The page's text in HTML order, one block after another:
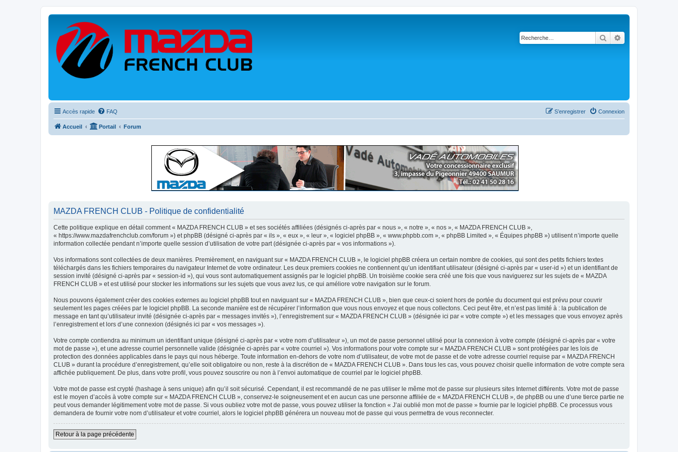
Rechercher
Accès rapide FAQ Connexion
S’enregistrer
Accueil Portail Forum
MAZDA FRENCH CLUB - Politique de confidentialité
Cette politique explique en détail comment « MAZDA FRENCH CLUB » et ses sociétés affiliées (désignés ci-après par « nous », « notre », « nos », « MAZDA FRENCH CLUB »,
« https://www.mazdafrenchclub.com/forum ») et phpBB (désigné ci-après par « ils », « eux », « leur », « logiciel phpBB », « www.phpbb.com », « phpBB Limited », « Équipes phpBB ») utilisent n’importe quelle
information collectée pendant n’importe quelle session d’utilisation de votre part (désignée ci-après par « vos informations »).
Vos informations sont collectées de deux manières. Premièrement, en naviguant sur « MAZDA FRENCH CLUB », le logiciel phpBB créera un certain nombre de cookies, qui sont des petits fichiers textes
téléchargés dans les fichiers temporaires du navigateur Internet de votre ordinateur. Les deux premiers cookies ne contiennent qu’un identifiant utilisateur (désigné ci-après par « user-id ») et un identifiant de
session invité (désigné ci-après par « session-id »), qui vous sont automatiquement assignés par le logiciel phpBB. Un troisième cookie sera créé une fois que vous naviguerez sur les sujets de « MAZDA
FRENCH CLUB » et est utilisé pour stocker les informations sur les sujets que vous avez lus, ce qui améliore votre navigation sur le forum.
Nous pouvons également créer des cookies externes au logiciel phpBB tout en naviguant sur « MAZDA FRENCH CLUB », bien que ceux-ci soient hors de portée du document qui est prévu pour couvrir
seulement les pages créées par le logiciel phpBB. La seconde manière est de récupérer l’information que vous nous envoyez et que nous collectons. Ceci peut être, et n’est pas limité à : la publication de
message en tant qu’utilisateur invité (désignée ci-après par « messages invités »), l’enregistrement sur « MAZDA FRENCH CLUB » (désignée ici par « votre compte ») et les messages que vous envoyez après
l’enregistrement et lors d’une connexion (désignés ici par « vos messages »).
Votre compte contiendra au minimum un identifiant unique (désigné ci-après par « votre nom d’utilisateur »), un mot de passe personnel utilisé pour la connexion à votre compte (désigné ci-après par « votre
mot de passe »), et une adresse courriel personnelle valide (désignée ci-après par « votre courriel »). Vos informations pour votre compte sur « MAZDA FRENCH CLUB » sont protégées par les lois de
protection des données applicables dans le pays qui nous héberge. Toute information en-dehors de votre nom d’utilisateur, de votre mot de passe et de votre adresse courriel requise par « MAZDA FRENCH
CLUB » durant la procédure d’enregistrement, qu’elle soit obligatoire ou non, reste à la discrétion de « MAZDA FRENCH CLUB ». Dans tous les cas, vous pouvez choisir quelle information de votre compte sera
affichée publiquement. De plus, dans votre profil, vous pouvez souscrire ou non à l’envoi automatique de courriel par le logiciel phpBB.
Votre mot de passe est crypté (hashage à sens unique) afin qu’il soit sécurisé. Cependant, il est recommandé de ne pas utiliser le même mot de passe sur plusieurs sites Internet différents. Votre mot de passe
est le moyen d’accès à votre compte sur « MAZDA FRENCH CLUB », conservez-le soigneusement et en aucun cas une personne affiliée de « MAZDA FRENCH CLUB », de phpBB ou une d’une tierce partie ne
peut vous demander légitimement votre mot de passe. Si vous oubliez votre mot de passe, vous pouvez utiliser la fonction « J’ai oublié mon mot de passe » fournie par le logiciel phpBB. Ce processus vous
demandera de fournir votre nom d’utilisateur et votre courriel, alors le logiciel phpBB générera un nouveau mot de passe qui vous permettra de vous reconnecter.
Retour à la page précédente